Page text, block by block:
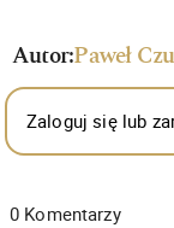
Autor:Paweł
Zaloguj się lub
0 Komentarzy